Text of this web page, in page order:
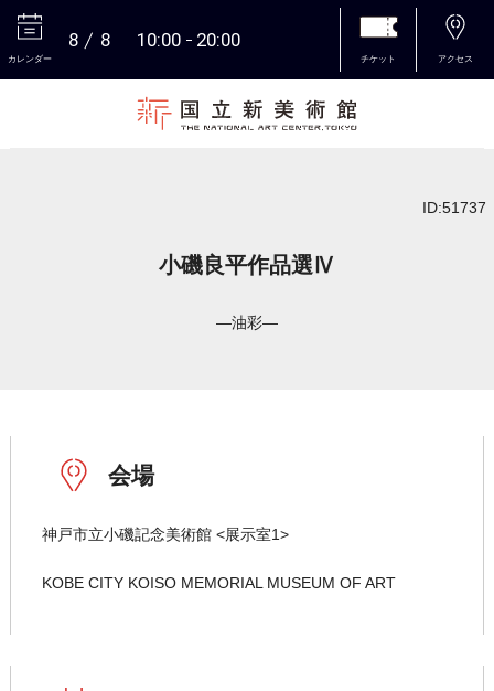
カレンダー
8 8 10:00 20:00
チケット アクセス
ID:51737
小磯良平作品選Ⅳ
―油彩―
会場
神戸市立小磯記念美術館 <展示室1>
KOBE CITY KOISO MEMORIAL MUSEUM OF ART